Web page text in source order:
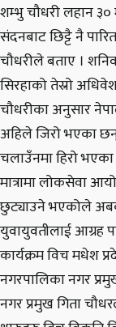
शम्भु चौधरी लहान ३०
संदनबाट छिट्टै नै
चौधरीले बताए ।
सिरहाको तेस्रो
चौधरीका अनुसार
अहिले जिरो भएका
चलाउँनमा हिरो
मात्रामा लोकसेवा
छुट्याउने भएकोले
युवायुवतीलाई आग्रह
कार्यक्रम विच मधेश
नगरपालिका नगर
नगर प्रमुख गिता